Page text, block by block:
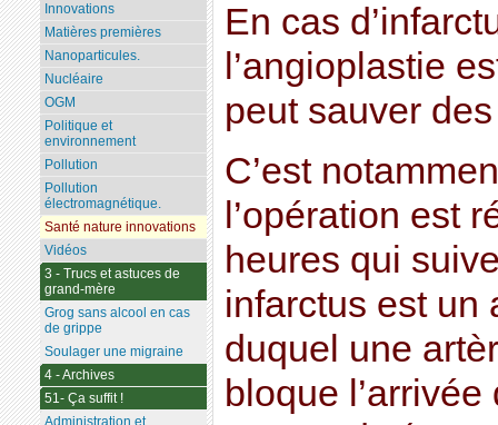
En cas
l’angioplastie
peut sauver
C’est
l’opération est
heures qui
infarctus est un
duquel une
bloque
Innovations
Matières premières
Nanoparticules.
Nucléaire
OGM
Politique et
environnement
Pollution
Pollution
électromagnétique.
Santé nature innovations
Vidéos
3 - Trucs et astuces de
grand-mère
Grog sans alcool en cas
de grippe
Soulager une migraine
4 - Archives
51- Ça suffit !